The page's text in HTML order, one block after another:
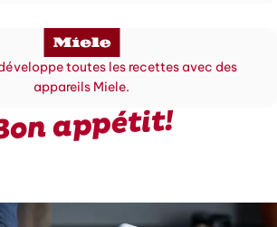
toutes les recettes avec des
appareils Miele.
appétit!